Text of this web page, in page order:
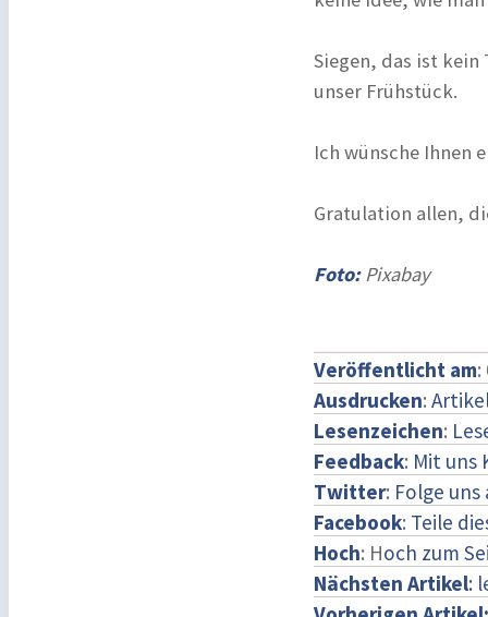
Siegen, das ist kein
unser Frühstück.
Ich wünsche Ihnen
Gratulation allen,
Foto:Pixabay
Veröffentlicht am:
Ausdrucken:
Lesenzeichen:
Feedback: Mit uns
Twitter: Folge
Facebook: Teile
Hoch: Hoch zum
Nächsten Artikel: